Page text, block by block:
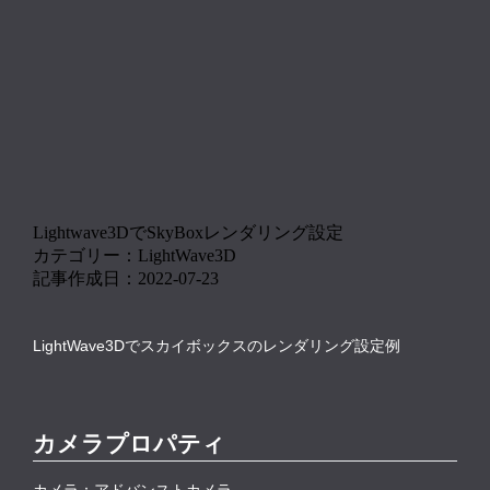
Lightwave3DでSkyBoxレンダリング設定
カテゴリー：LightWave3D
記事作成日：2022-07-23
LightWave3Dでスカイボックスのレンダリング設定例
カメラプロパティ